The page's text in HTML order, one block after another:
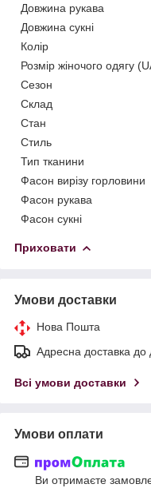
Довжина рукава
Довжина сукні
Колір
Розмір жіночого одягу
Сезон
Склад
Стан
Стиль
Тип тканини
Фасон вирізу горловини
Фасон рукава
Фасон сукні
Приховати
Умови доставки
Нова Пошта
Адресна доставка до
Всі умови доставки
Умови оплати
Ви отримаєте